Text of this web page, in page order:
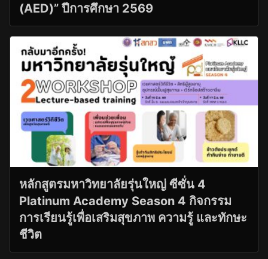
(AED)” ปีการศึกษา 2569
หลักสูตรมหาวิทยาลัยรุ่นใหญ่ ซีซั่น 4
Platinum Academy Season 4 กิจกรรม
การเรียนรู้เพื่อเสริมสุขภาพ ความรู้ และทักษะ
ชีวิต